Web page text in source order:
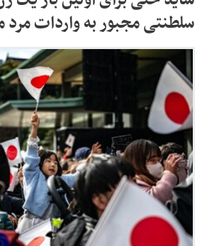
سلطنتی مجبور به واردات